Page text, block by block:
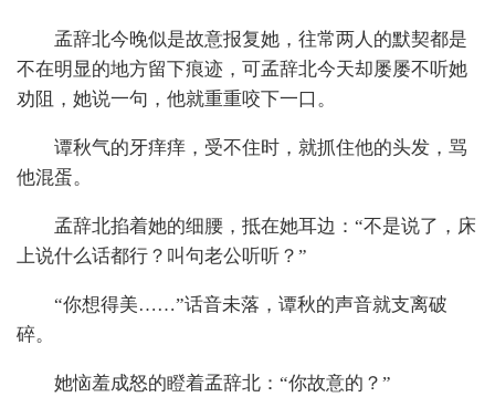
孟辞北今晚似是故意报复她，往常两人的默契都是
不在明显的地方留下痕迹，可孟辞北今天却屡屡不听她
劝阻，她说一句，他就重重咬下一口。
谭秋气的牙痒痒，受不住时，就抓住他的头发，骂
他混蛋。
孟辞北掐着她的细腰，抵在她耳边：“不是说了，床
上说什么话都行？叫句老公听听？”
“你想得美……”话音未落，谭秋的声音就支离破
碎。
她恼羞成怒的瞪着孟辞北：“你故意的？”